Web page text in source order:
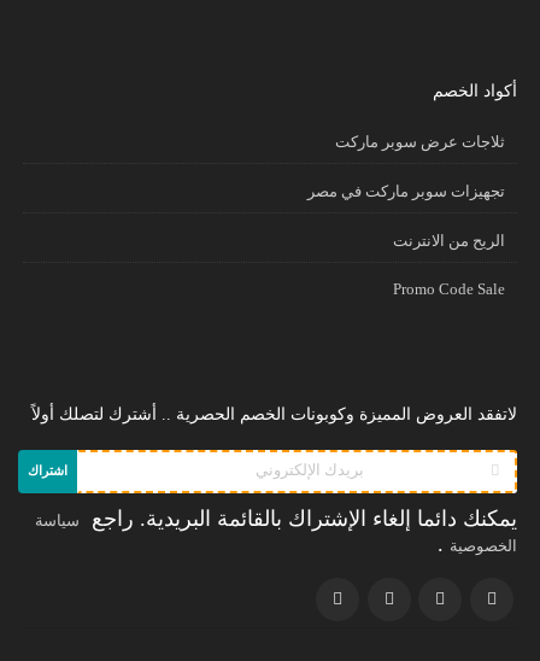
أكواد الخصم
ثلاجات عرض سوبر ماركت
تجهيزات سوبر ماركت في مصر
الريح من الانترنت
Promo Code Sale
لاتفقد العروض المميزة وكوبونات الخصم الحصرية .. أشترك لتصلك أولاً
اشتراك
يمكنك دائما إلغاء الإشتراك بالقائمة البريدية. راجع
سياسة
الخصوصية .